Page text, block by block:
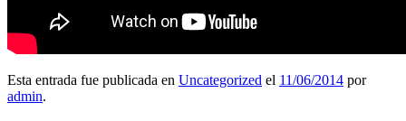
Esta entrada fue publicada en Uncategorized el 11/06/2014 por
admin.